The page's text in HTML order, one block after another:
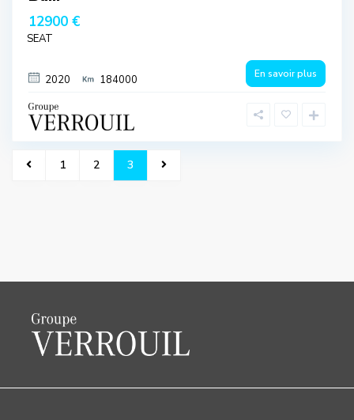
12900 €
SEAT
2020 184000 En savoir plus
1 2 3